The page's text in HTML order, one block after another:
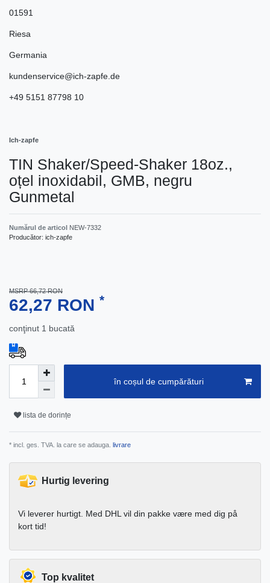
01591
Riesa
Germania
kundenservice@ich-zapfe.de
+49 5151 87798 10
Ich-zapfe
TIN Shaker/Speed-Shaker 18oz.,
oțel inoxidabil, GMB, negru
Gunmetal
Numărul de articol NEW-7332
Producător: ich-zapfe
MSRP 66,72 RON
62,27 RON *
conţinut 1 bucată
în coșul de cumpărături
lista de dorințe
* incl. ges. TVA. la care se adauga. livrare
Hurtig levering
Vi leverer hurtigt. Med DHL vil din pakke være med dig på
kort tid!
Top kvalitet